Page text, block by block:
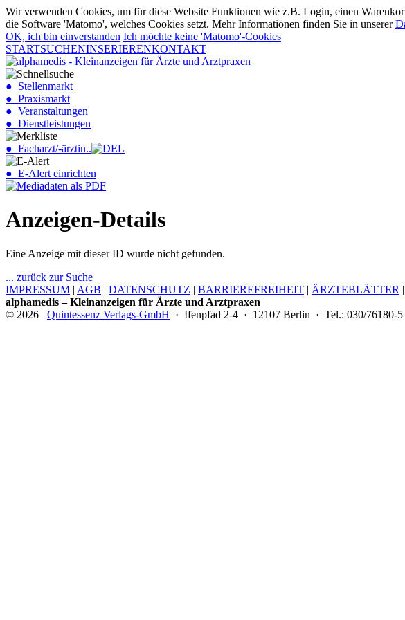
Wir verwenden Cookies, um für diese Website Funktionen wie z.B. Login, einen
die Software 'Matomo', welches Cookies setzt. Mehr Informationen finden Sie in unserer
OK, ich bin einverstanden Ich möchte keine 'Matomo'-Cookies
STARTSUCHENINSERIERENKONTAKT
● Stellenmarkt
● Praxismarkt
● Veranstaltungen
● Dienstleistungen
● Facharzt/-ärztin..
● E-Alert einrichten
Anzeigen-Details
Eine Anzeige mit dieser ID wurde nicht gefunden.
... zurück zur Suche
IMPRESSUM | AGB | DATENSCHUTZ | BARRIEREFREIHEIT | ÄRZTEBLÄTTER |
alphamedis – Kleinanzeigen für Ärzte und Arztpraxen
© 2026 Quintessenz Verlags-GmbH · Ifenpfad 2-4 · 12107 Berlin · Tel.: 030/76180-